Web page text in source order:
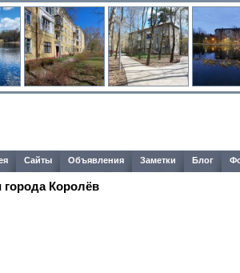
Сайты Объявления Заметки Блог
города Королёв